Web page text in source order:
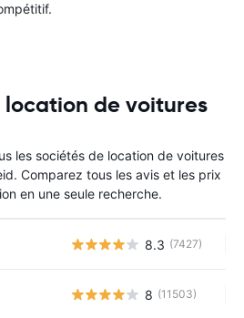
location de voitures
les sociétés de location de voitures
Comparez tous les avis et les prix
en une seule recherche.
8.3 (7427)
8 (11503)